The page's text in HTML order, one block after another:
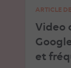
ARTICLE
Video
et